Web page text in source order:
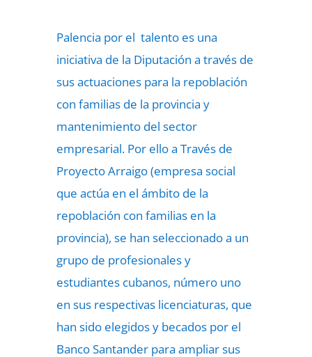
Palencia por el talento es una
iniciativa de la Diputación a través de
sus actuaciones para la repoblación
con familias de la provincia y
mantenimiento del sector
empresarial. Por ello a Través de
Proyecto Arraigo (empresa social
que actúa en el ámbito de la
repoblación con familias en la
provincia), se han seleccionado a un
grupo de profesionales y
estudiantes cubanos, número uno
en sus respectivas licenciaturas, que
han sido elegidos y becados por el
Banco Santander para ampliar sus